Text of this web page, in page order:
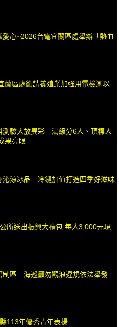
愛心~2026台電宜蘭區處舉辦「熱血
蘭區處籲請養殖業加強用電檢測以
測驗大放異彩 滿級分6人、頂標人
果亮眼
沁涼冰品 冷鏈加值打造四季好滋味
所送出振興大禮包 每人3,000元現
制區 海巡籲勿觀浪違規依法舉發
113年優秀青年表揚